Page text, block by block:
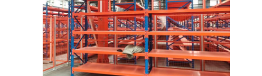
رفوف المستودعات
رف تخزين المستودعات
رف عرض السوبر ماركت